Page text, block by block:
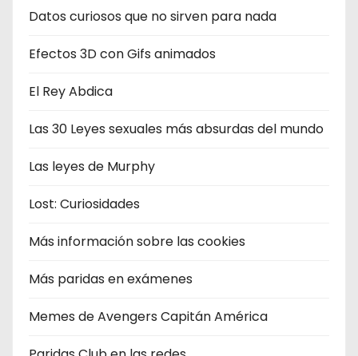
Datos curiosos que no sirven para nada
Efectos 3D con Gifs animados
El Rey Abdica
Las 30 Leyes sexuales más absurdas del mundo
Las leyes de Murphy
Lost: Curiosidades
Más información sobre las cookies
Más paridas en exámenes
Memes de Avengers Capitán América